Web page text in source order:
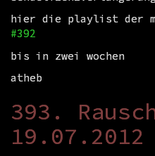
hier die playlist der
#392
bis in zwei wochen
atheb
393.
19.07.2012